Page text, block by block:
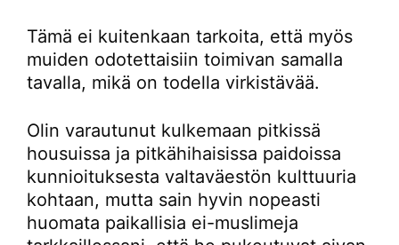
Tämä ei kuitenkaan tarkoita, että myös
muiden odotettaisiin toimivan samalla
tavalla, mikä on todella virkistävää.
Olin varautunut kulkemaan pitkissä
housuissa ja pitkähihaisissa paidoissa
kunnioituksesta valtaväestön kulttuuria
kohtaan, mutta sain hyvin nopeasti
huomata paikallisia ei-muslimeja